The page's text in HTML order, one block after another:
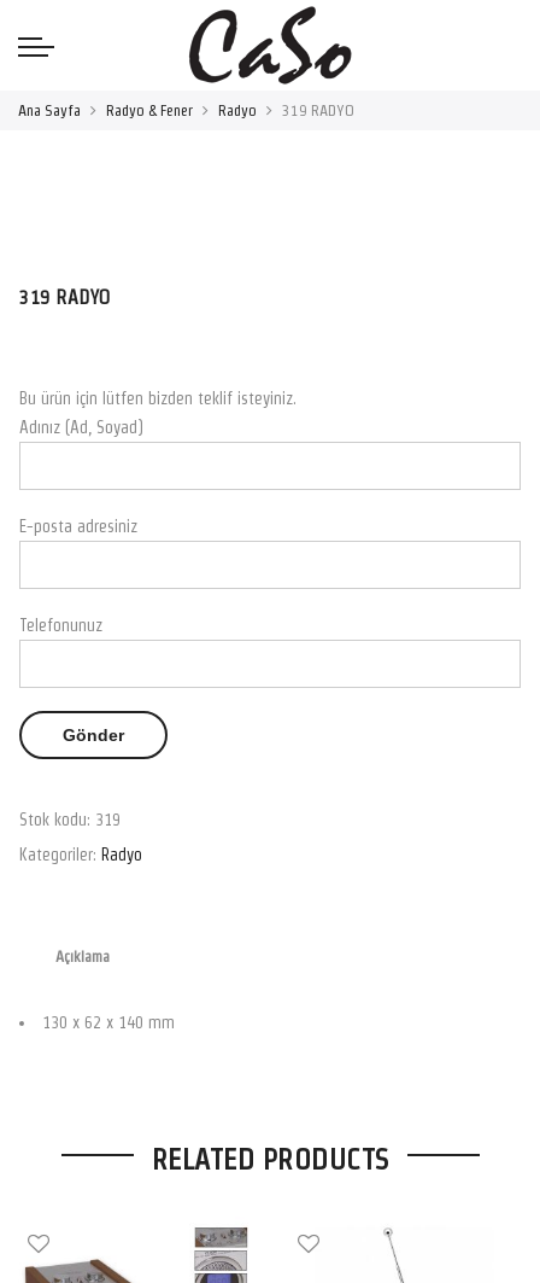
Ana Sayfa Radyo & Fener Radyo 319 RADYO
319 RADYO
Bu ürün için lütfen bizden teklif isteyiniz.
Adınız (Ad, Soyad)
E-posta adresiniz
Telefonunuz
Stok kodu: 319
Kategoriler: Radyo
Açıklama
130 x 62 x 140 mm
RELATED PRODUCTS